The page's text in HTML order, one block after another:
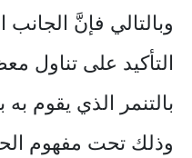
وبالتالي فإنَّ
التأكيد على تناول
بالتنمر الذي يقوم به
وذلك تحت مفهوم